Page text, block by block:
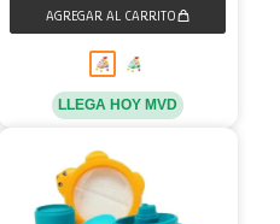
LLEGA HOY MVD